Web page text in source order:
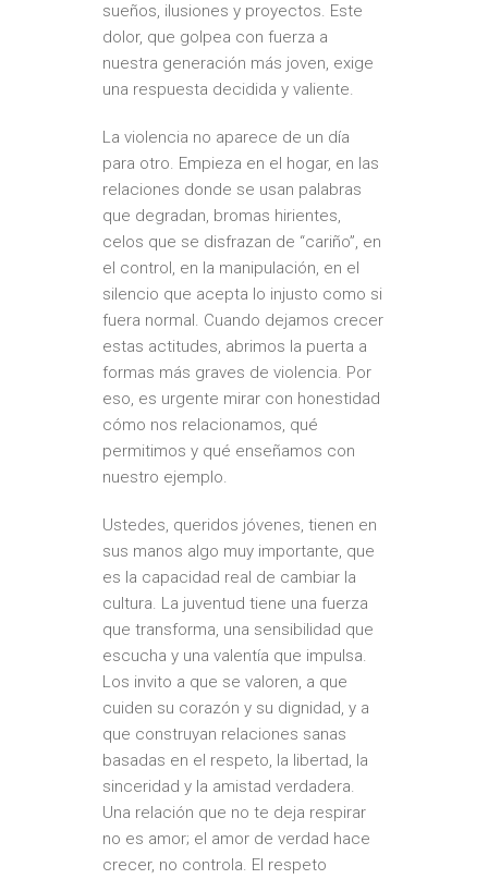
sueños, ilusiones y proyectos. Este
dolor, que golpea con fuerza a
nuestra generación más joven, exige
una respuesta decidida y valiente.
La violencia no aparece de un día
para otro. Empieza en el hogar, en las
relaciones donde se usan palabras
que degradan, bromas hirientes,
celos que se disfrazan de “cariño”, en
el control, en la manipulación, en el
silencio que acepta lo injusto como si
fuera normal. Cuando dejamos crecer
estas actitudes, abrimos la puerta a
formas más graves de violencia. Por
eso, es urgente mirar con honestidad
cómo nos relacionamos, qué
permitimos y qué enseñamos con
nuestro ejemplo.
Ustedes, queridos jóvenes, tienen en
sus manos algo muy importante, que
es la capacidad real de cambiar la
cultura. La juventud tiene una fuerza
que transforma, una sensibilidad que
escucha y una valentía que impulsa.
Los invito a que se valoren, a que
cuiden su corazón y su dignidad, y a
que construyan relaciones sanas
basadas en el respeto, la libertad, la
sinceridad y la amistad verdadera.
Una relación que no te deja respirar
no es amor; el amor de verdad hace
crecer, no controla. El respeto